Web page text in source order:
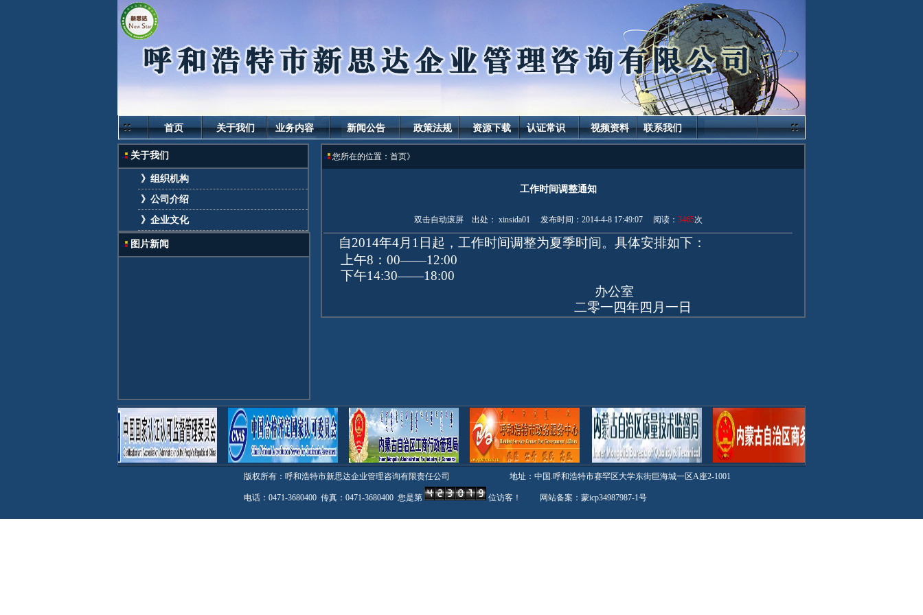
首页 关于我们 业务内容 新闻公告 政策法规 资源下载 认证常识 视频资料 联系我们
关于我们
》组织机构
》公司介绍
》企业文化
图片新闻
您所在的位置：首页》
工作时间调整通知
双击自动滚屏 出处： xinsida01 发布时间：2014-4-8 17:49:07 阅读： 3465次
自2014年4月1日起，工作时间调整为夏季时间。具体安排如下：
上午8：00——12:00
下午14:30——18:00
办公室
二零一四年四月一日
版权所有：呼和浩特市新思达企业管理咨询有限责任公司 地址：中国.呼和浩特市赛罕区大学东街巨海城一区A座2-1001
电话：0471-3680400 传真：0471-3680400 您是第 位访客！ 网站备案：蒙icp34987987-1号